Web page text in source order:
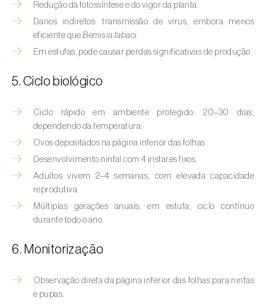
Bichado-da-ameixeira ( Grapholita (=Cydia)
funebrana
Bichado-da-castanha-do-cedo (Pammene
splendana)
Bichado-da-castanha-intermédio (
fagiglandana
Bichado-da-fruta (Cydia pomonella)
Borboleta-branca-grande-da-couve (Pieris
brassicae)
Borboleta-branca-pequena-da-couve
(Pieris rapae)
Broca-africana-do-caule-do-milho
Busseola fusca
Redução da fotossíntese e do vigor da planta.
Danos indiretos: transmissão de vírus, embora menos
eficiente queBemisia tabaci.
Em estufas, pode causar perdas significativas de produção.
5. Ciclo biológico
Ciclo rápido em ambiente protegido: 20–30 dias,
dependendo da temperatura.
Ovos depositados na página inferior das folhas.
Desenvolvimento ninfal com 4 ínstares fixos.
Adultos vivem 2–4 semanas, com elevada capacidade
reprodutiva.
Múltiplas gerações anuais; em estufa, ciclo contínuo
durante todo o ano.
6. Monitorização
Observação direta da página inferior das folhas para ninfas
e pupas.